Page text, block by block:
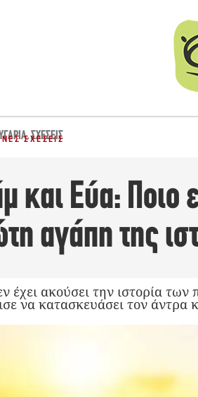
,ΣΧΈΣΕΙΣ
ΣΧΈΣΕΙΣ
και Εύα: Ποιο
αγάπη της
έχει ακούσει την ιστορία
να κατασκευάσει τον άντρα